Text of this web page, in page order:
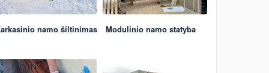
namo šiltinimas Modulinio namo statyba